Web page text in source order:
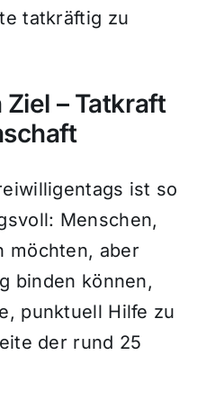
tatkräftig zu
– Tatkraft
ist so
Menschen,
möchten, aber
binden können,
punktuell Hilfe zu
der rund 25